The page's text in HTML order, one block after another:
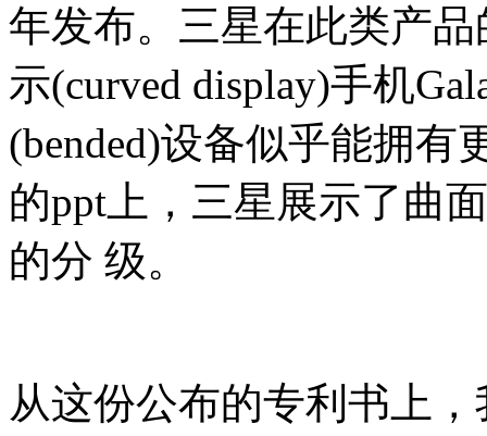
年发布。三星在此类产
示(curved display)手机
(bended)设备似乎能拥
的ppt上，三星展示了曲
的分 级。
从这份公布的专利书上